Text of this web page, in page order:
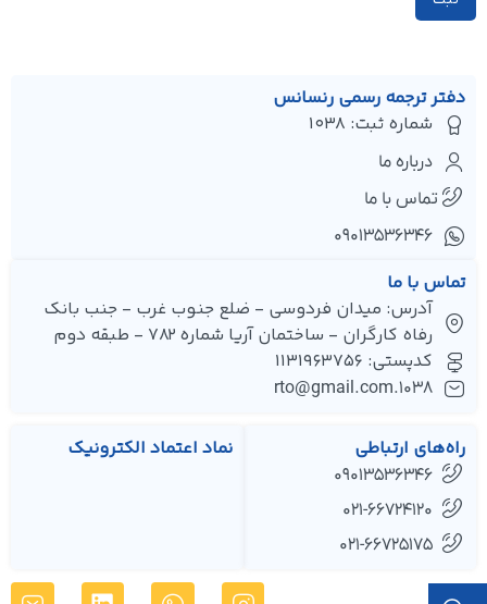
دفتر ترجمه رسمی رنسانس
شماره ثبت: 1038
درباره ما
تماس با ما
۰۹۰۱۳۵۳۶۳۴۶
تماس با ما
آدرس: میدان فردوسی - ضلع جنوب غرب - جنب بانک
رفاه کارگران - ساختمان آریا شماره 782 - طبقه دوم
کدپستی: 1131963756
1038.rto@gmail.com
راه‌های ارتباطی
09013536346
021-66724120
021-66725175
نماد اعتماد الکترونیک